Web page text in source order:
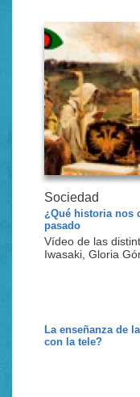
Sociedad
¿Qué historia nos
pasado
Vídeo de las
Iwasaki, Gloria
La enseñanza de
con la tele?